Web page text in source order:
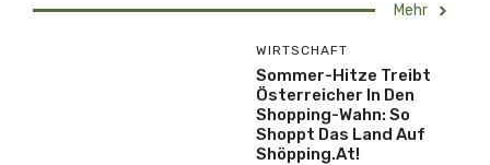
Mehr
WIRTSCHAFT
Sommer-Hitze Treibt
Österreicher In Den
Shopping-Wahn: So
Shoppt Das Land Auf
Shöpping.at!